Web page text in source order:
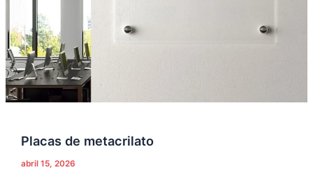
Placas de metacrilato
abril 15, 2026